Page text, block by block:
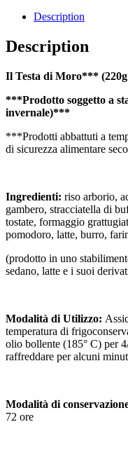
Description
Description
Il Testa di Moro*** (220g
***Prodotto soggetto a
invernale)***
***Prodotti abbattuti a
di sicurezza alimentare
Ingredienti: riso arborio,
gambero, stracciatella di
tostate, formaggio
pomodoro, latte, burro,
(prodotto in uno
sedano, latte e i suoi
Modalità di Utilizzo:
temperatura di
olio bollente (185° C) per
raffreddare per alcuni
Modalità di
72 ore